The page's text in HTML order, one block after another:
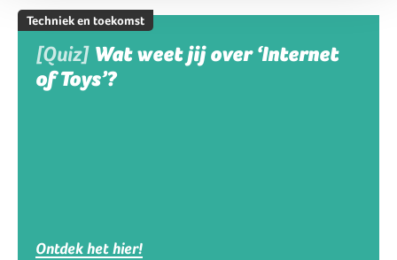
Techniek en toekomst
[Quiz] Wat weet jij over ‘Internet
of Toys’?
Ontdek het hier!